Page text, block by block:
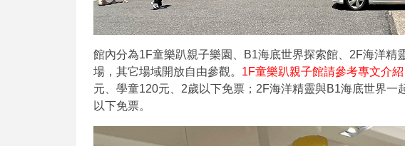
館內分為1F童樂趴親子樂園、B1海底世界探索館、2F海洋精
場，其它場域開放自由參觀。 1F童樂趴親子館請參考專文介紹
元、學童120元、2歲以下免票；2F海洋精靈與B1海底世界
以下免票。